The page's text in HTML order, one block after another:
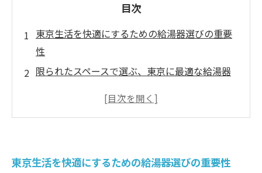
目次
東京生活を快適にするための給湯器選びの重要
性
限られたスペースで選ぶ、東京に最適な給湯器
冬の寒さを乗り越える！速攻お湯の使い方と給
実際に使ってみた！東京の給湯器のおすすめモ
東京生活を快適にするための給湯器選びの重要性